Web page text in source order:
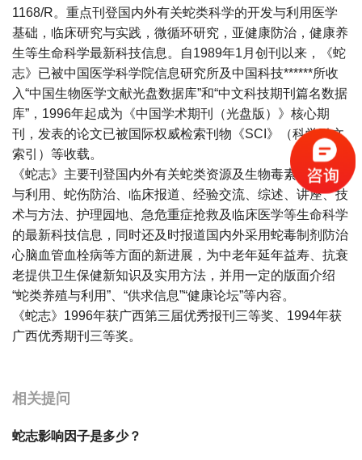
1168/R。重点刊登国内外有关蛇类科学的开发与利用医学
基础，临床研究与实践，微循环研究，亚健康防治，健康养
生等生命科学最新科技信息。自1989年1月创刊以来，《蛇
志》已被中国医学科学院信息研究所及中国科技******所收
入“中国生物医学文献光盘数据库”和“中文科技期刊篇名数据
库”，1996年起成为《中国学术期刊（光盘版）》核心期
刊，发表的论文已被国际权威检索刊物《SCI》（科学引文
索引）等收载。
《蛇志》主要刊登国内外有关蛇类资源及生物毒素医用研究
与利用、蛇伤防治、临床报道、经验交流、综述、讲座、技
术与方法、护理园地、急危重症抢救及临床医学等生命科学
的最新科技信息，同时还及时报道国内外采用蛇毒制剂防治
心脑血管血栓病等方面的新进展，为中老年延年益寿、抗衰
老提供卫生保健新知识及实用方法，并用一定的版面介绍
“蛇类养殖与利用”、“供求信息”“健康论坛”等内容。
《蛇志》1996年获广西第三届优秀报刊三等奖、1994年获
广西优秀期刊三等奖。
相关提问
蛇志影响因子是多少？